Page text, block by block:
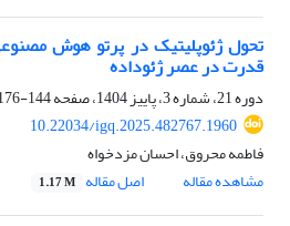
تحول ژئوپلیتیک در پرتو هوش
قدرت در عصر ژئوداده
دوره 21، شماره 3، پاییز 1404، صفحه
144-176
10.22034/igq.2025.482767.1960
فاطمه محروق، احسان مزدخواه
مشاهده مقاله
اصل مقاله 1.17 M